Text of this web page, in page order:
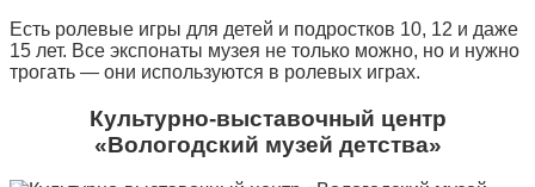
Есть ролевые игры для детей и подростков 10, 12 и даже
15 лет. Все экспонаты музея не только можно, но и нужно
трогать — они используются в ролевых играх.
Культурно-выставочный центр
«Вологодский музей детства»